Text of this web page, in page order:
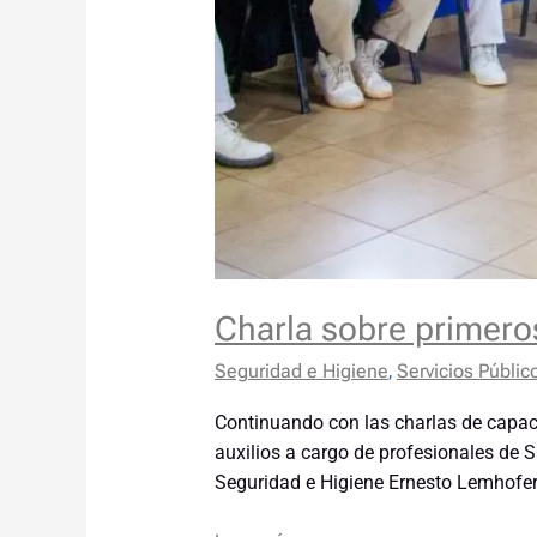
Charla sobre
Seguridad e Higiene, Servicios
Continuando con las charlas de
auxilios a cargo de profesionales de
Seguridad e Higiene Ernesto